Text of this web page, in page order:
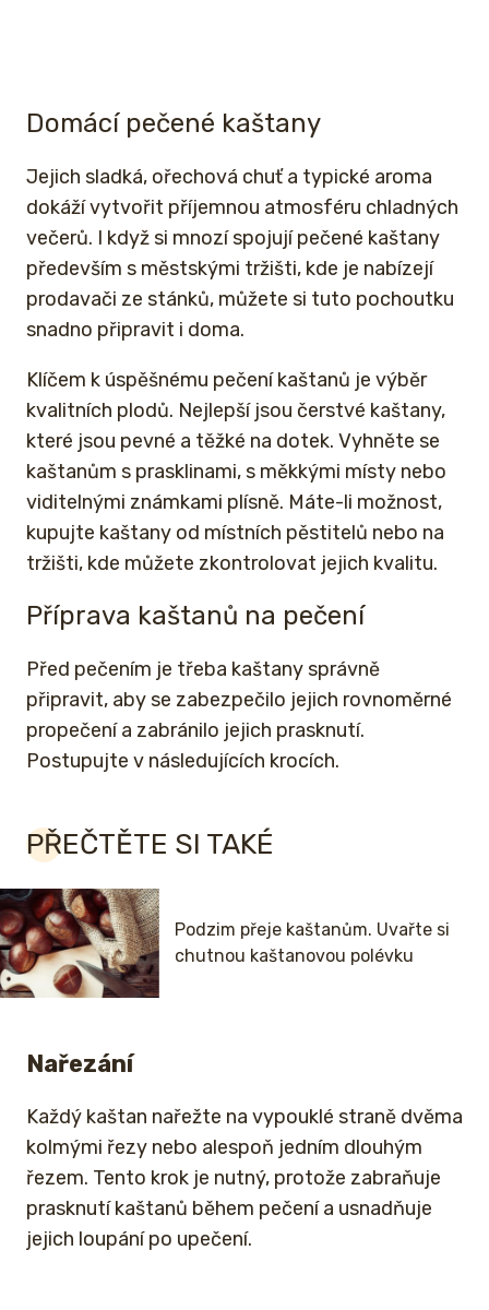
Domácí pečené kaštany
Jejich sladká, ořechová chuť a typické aroma
dokáží vytvořit příjemnou atmosféru chladných
večerů. I když si mnozí spojují pečené kaštany
především s městskými tržišti, kde je nabízejí
prodavači ze stánků, můžete si tuto pochoutku
snadno připravit i doma.
Klíčem k úspěšnému pečení kaštanů je výběr
kvalitních plodů. Nejlepší jsou čerstvé kaštany,
které jsou pevné a těžké na dotek. Vyhněte se
kaštanům s prasklinami, s měkkými místy nebo
viditelnými známkami plísně. Máte-li možnost,
kupujte kaštany od místních pěstitelů nebo na
tržišti, kde můžete zkontrolovat jejich kvalitu.
Příprava kaštanů na pečení
Před pečením je třeba kaštany správně
připravit, aby se zabezpečilo jejich rovnoměrné
propečení a zabránilo jejich prasknutí.
Postupujte v následujících krocích.
PŘEČTĚTE SI TAKÉ
Podzim přeje kaštanům. Uvařte si
chutnou kaštanovou polévku
Nařezání
Každý kaštan nařežte na vypouklé straně dvěma
kolmými řezy nebo alespoň jedním dlouhým
řezem. Tento krok je nutný, protože zabraňuje
prasknutí kaštanů během pečení a usnadňuje
jejich loupání po upečení.